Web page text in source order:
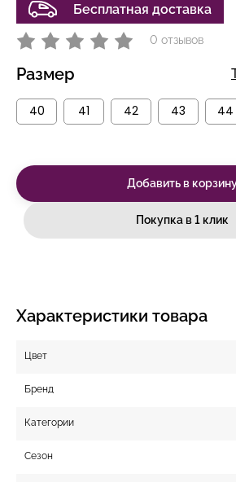
Бесплатная доставка
0 отзывов
Размер
40 41 42 43 44
Добавить в
Покупка в 1 клик
Характеристики товара
Цвет
Бренд
Категории
Сезон